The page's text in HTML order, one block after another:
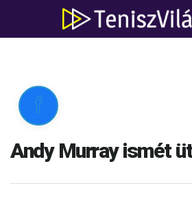

Andy Murray ismét